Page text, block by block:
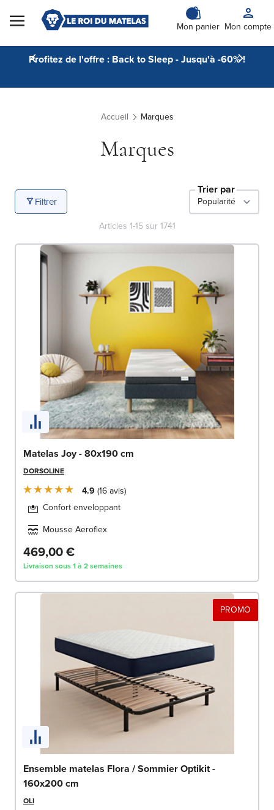
Skip to Content
Mon panier Mon compte
Profitez de l'offre : Back to Sleep - Jusqu'à -60% !
Accueil Marques
Marques
Filtrer
Trier par
Articles 1-15sur1741
Matelas Joy - 80x190 cm
DORSOLINE
4.9 16avis
Confort enveloppant
Mousse Aeroflex
469,00 €
Livraison sous 1 à 2 semaines
PROMO
Ensemble matelas Flora / Sommier Optikit -
160x200 cm
OLI